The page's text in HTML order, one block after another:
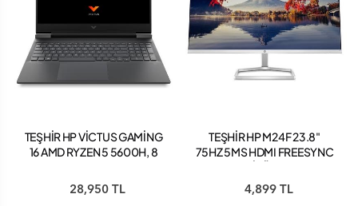
TEŞHİR HP VİCTUS GAMİNG
16 AMD RYZEN 5 5600H, 8
RTX 3060, 512 GB SSD,
FREEDOS, MİKA GÜMÜŞÜ,
28,950 TL
TEŞHİR HP M24F 23.8"
75HZ 5MS HDMI FREESYNC
4,899 TL